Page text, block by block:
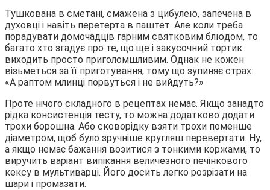
Тушкована в сметані, смажена з цибулею, запечена в
духовці і навіть перетерта в паштет. Але коли треба
порадувати домочадців гарним святковим блюдом, то
багато хто згадує про те, що ще і закусочний тортик
виходить просто приголомшливим. Однак не кожен
візьметься за її приготування, тому що зупиняє страх:
«А раптом млинці порвуться і не вийдуть?»
Проте нічого складного в рецептах немає. Якщо занадто
рідка консистенція тесту, то можна додатково додати
трохи борошна. Або сковорідку взяти трохи поменше
діаметром, щоб було зручніше кругляш перевертати. Ну,
а якщо немає бажання возитися з тонкими коржами, то
виручить варіант випікання величезного печінкового
кексу в мультиварці. Його досить легко розрізати на
шари і промазати.